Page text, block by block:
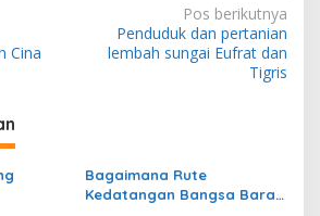
Cina
Pos berikutnya
Penduduk dan pertanian
lembah sungai Eufrat dan
Tigris
Bagaimana Rute
Kedatangan Bangsa Barat